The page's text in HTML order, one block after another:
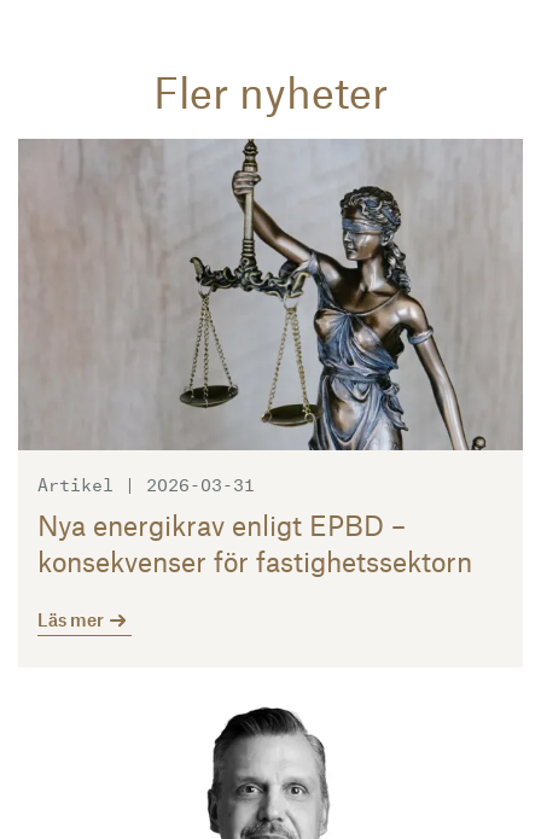
Fler nyheter
Artikel | 2026-03-31
Nya energikrav enligt EPBD –
konsekvenser för fastighetssektorn
Läs mer